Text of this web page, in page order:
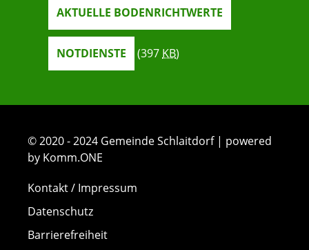
AKTUELLE BODENRICHTWERTE
NOTDIENSTE (397 KB)
© 2020 - 2024 Gemeinde Schlaitdorf | powered
by Komm.ONE
Kontakt / Impressum
Datenschutz
Barrierefreiheit